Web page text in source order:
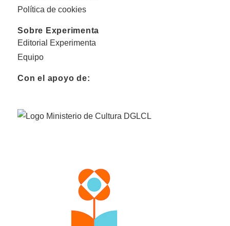
Política de cookies
Sobre Experimenta
Editorial Experimenta
Equipo
Con el apoyo de: